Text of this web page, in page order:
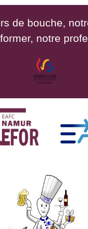
de bouche,
notre